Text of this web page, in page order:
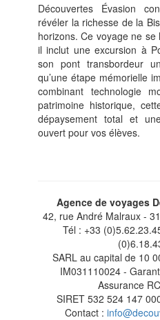
Découvertes Évasion
révéler la richesse de la
horizons. Ce voyage ne
il inclut une excursion à
son pont transbordeur
qu’une étape mémorielle
combinant technologie
patrimoine historique,
dépaysement total et
ouvert pour vos élèves.
Agence de voyages
42, rue André Malraux -
Tél : +33
SARL au capital de 10
IM031110024 -
Assurance
SIRET 532 524 147
Contact :